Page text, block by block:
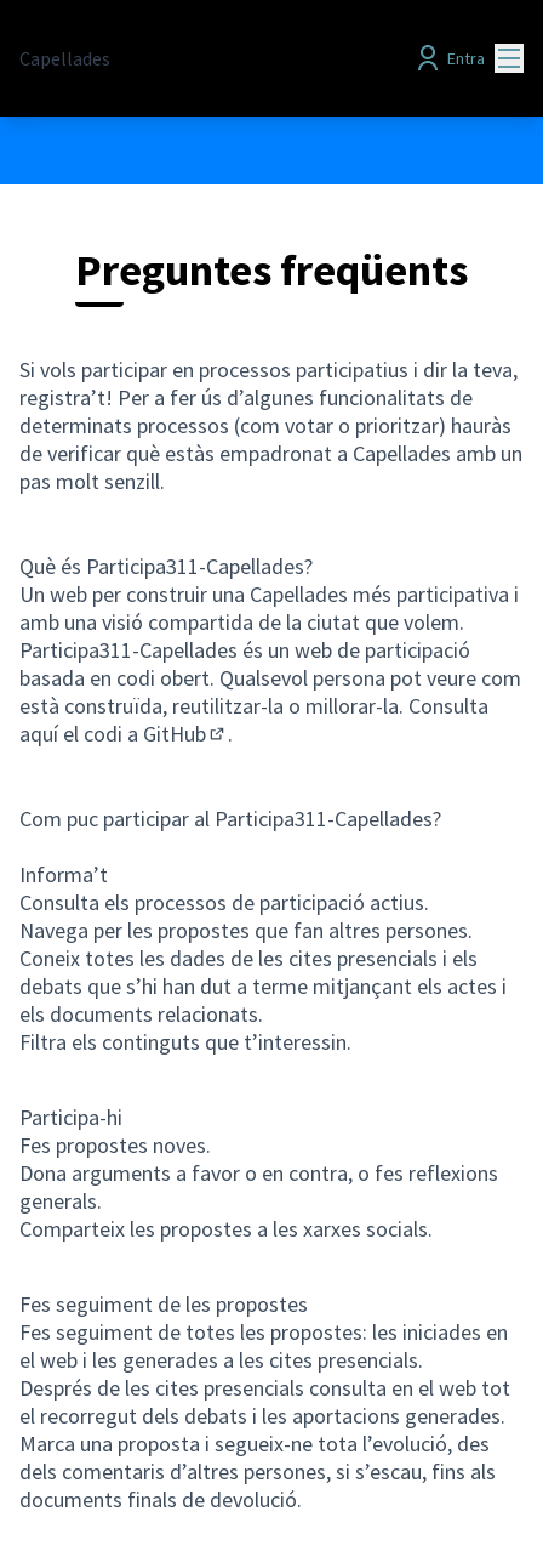
Capellades Entra
Preguntes freqüents
Si vols participar en processos participatius i dir la teva,
registra’t! Per a fer ús d’algunes funcionalitats de
determinats processos (com votar o prioritzar) hauràs
de verificar què estàs empadronat a Capellades amb un
pas molt senzill.
Què és Participa311-Capellades?
Un web per construir una Capellades més participativa i
amb una visió compartida de la ciutat que volem.
Participa311-Capellades és un web de participació
basada en codi obert. Qualsevol persona pot veure com
està construïda, reutilitzar-la o millorar-la. Consulta
aquí el codi a GitHub
.
Com puc participar al Participa311-Capellades?
Informa’t
Consulta els processos de participació actius.
Navega per les propostes que fan altres persones.
Coneix totes les dades de les cites presencials i els
debats que s’hi han dut a terme mitjançant els actes i
els documents relacionats.
Filtra els continguts que t’interessin.
Participa-hi
Fes propostes noves.
Dona arguments a favor o en contra, o fes reflexions
generals.
Comparteix les propostes a les xarxes socials.
Fes seguiment de les propostes
Fes seguiment de totes les propostes: les iniciades en
el web i les generades a les cites presencials.
Després de les cites presencials consulta en el web tot
el recorregut dels debats i les aportacions generades.
Marca una proposta i segueix-ne tota l’evolució, des
dels comentaris d’altres persones, si s’escau, fins als
documents finals de devolució.